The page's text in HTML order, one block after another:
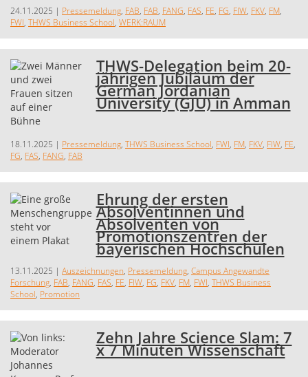
24.11.2025 | Pressemeldung, FAB, FAB, FANG, FAS, FE, FG, FIW, FKV, FM,
FWI, THWS Business School, WERK:RAUM
THWS-Delegation beim 20-
jährigen Jubiläum der
German Jordanian
University (GJU) in Amman
18.11.2025 | Pressemeldung, THWS Business School, FWI, FM, FKV, FIW, FE,
FG, FAS, FANG, FAB
Ehrung der ersten
Absolventinnen und
Absolventen von
Promotionszentren der
bayerischen Hochschulen
13.11.2025 | Auszeichnungen, Pressemeldung, Campus Angewandte
Forschung, FAB, FANG, FAS, FE, FIW, FG, FKV, FM, FWI, THWS Business
School, Promotion
Zehn Jahre Science Slam: 7
x 7 Minuten Wissenschaft